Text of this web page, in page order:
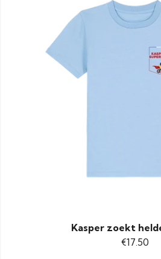
Kasper zoekt
€17.50